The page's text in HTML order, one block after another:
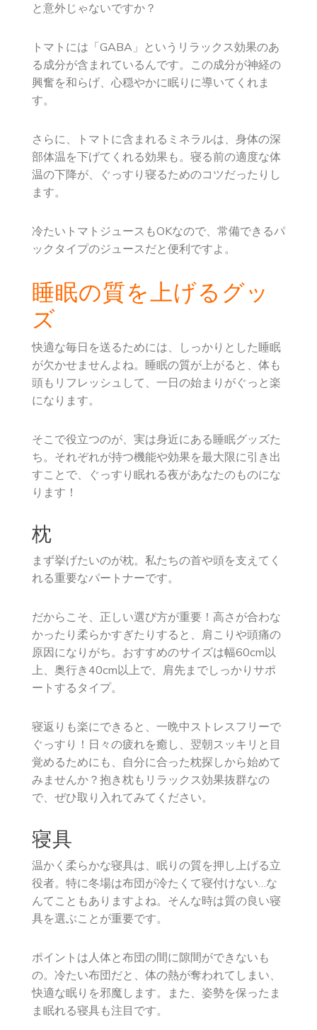
と意外じゃないですか？
トマトには「GABA」というリラックス効果のあ
る成分が含まれているんです。この成分が神経の
興奮を和らげ、心穏やかに眠りに導いてくれま
す。
さらに、トマトに含まれるミネラルは、身体の深
部体温を下げてくれる効果も。寝る前の適度な体
温の下降が、ぐっすり寝るためのコツだったりし
ます。
冷たいトマトジュースもOKなので、常備できるパ
ックタイプのジュースだと便利ですよ。
睡眠の質を上げるグッ
ズ
快適な毎日を送るためには、しっかりとした睡眠
が欠かせませんよね。睡眠の質が上がると、体も
頭もリフレッシュして、一日の始まりがぐっと楽
になります。
そこで役立つのが、実は身近にある睡眠グッズた
ち。それぞれが持つ機能や効果を最大限に引き出
すことで、ぐっすり眠れる夜があなたのものにな
ります！
枕
まず挙げたいのが枕。私たちの首や頭を支えてく
れる重要なパートナーです。
だからこそ、正しい選び方が重要！高さが合わな
かったり柔らかすぎたりすると、肩こりや頭痛の
原因になりがち。おすすめのサイズは幅60cm以
上、奥行き40cm以上で、肩先までしっかりサポ
ートするタイプ。
寝返りも楽にできると、一晩中ストレスフリーで
ぐっすり！日々の疲れを癒し、翌朝スッキリと目
覚めるためにも、自分に合った枕探しから始めて
みませんか？抱き枕もリラックス効果抜群なの
で、ぜひ取り入れてみてください。
寝具
温かく柔らかな寝具は、眠りの質を押し上げる立
役者。特に冬場は布団が冷たくて寝付けない…な
んてこともありますよね。そんな時は質の良い寝
具を選ぶことが重要です。
ポイントは人体と布団の間に隙間ができないも
の。冷たい布団だと、体の熱が奪われてしまい、
快適な眠りを邪魔します。また、姿勢を保ったま
ま眠れる寝具も注目です。